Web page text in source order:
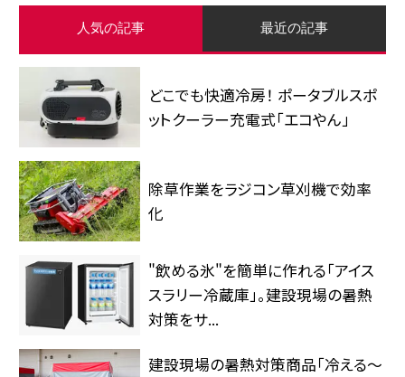
人気の記事 最近の記事
どこでも快適冷房！ ポータブルスポ
ットクーラー充電式「エコやん」
除草作業をラジコン草刈機で効率
化
"飲める氷"を簡単に作れる「アイス
スラリー冷蔵庫」。建設現場の暑熱
対策をサ...
建設現場の暑熱対策商品「冷える～